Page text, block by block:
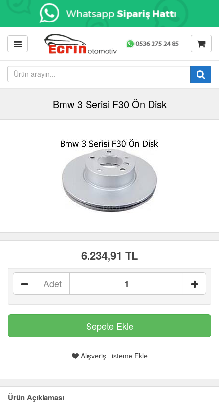
Bmw 3 Serisi F30 Ön Disk
6.234,91 TL
Adet
Alışveriş Listeme Ekle
Ürün Açıklaması